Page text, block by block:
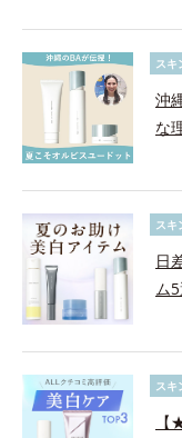
スキ
沖
な
スキ
日
ム
スキ